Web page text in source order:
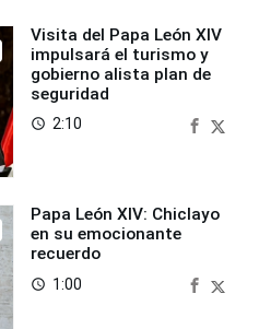
Visita del Papa León XIV
impulsará el turismo y
gobierno alista plan de
seguridad
access_time 2:10
Papa León XIV: Chiclayo
en su emocionante
recuerdo
access_time 1:00